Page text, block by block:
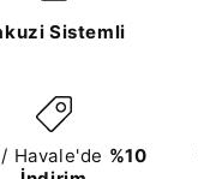
Sistemli
Havale'de %10